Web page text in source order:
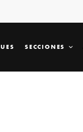
SECCIONES